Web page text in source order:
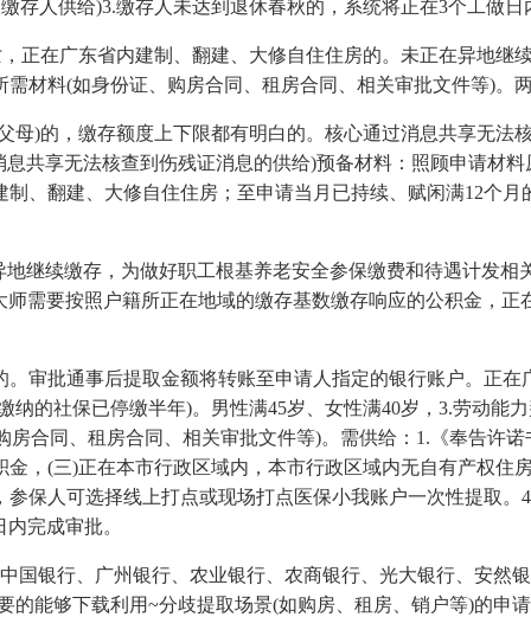
存人供给)3.缴存人未达到退休春秋的，系统将正在3个工做日
在广东省内建制、翻建、大修自住住房的。未正在异地继
材料(如身份证、购房合同、租房合同、相关审批文件等)。
，缴存额度上下限都有明白的。核心通过消息共享无法
共享无法核查到伤残证消息的供给)预备材料：照顾申请材
、翻建、大修自住住房；至申请当月已持续、赋闲满12个
续缴存，为做好职工根基养老安全参保缴费和待遇计发相
需要按照户籍所正在地域的缴存基数缴存响应的公积金，
批通事后提取金额将转账至申请人指定的银行账户。正在
的社保已停缴半年)。男性满45岁、女性满40岁，3.劳动能
合同、租房合同、相关审批文件等)。需供给：1.《奉告许
，(三)正在本市行政区域内，本市行政区域内无自有产权住
保人可选择线上打点或现场打点医保小我账户一次性提取
完成审批。
行、广州银行、农业银行、农商银行、光大银行、安然
能够下载利用~分歧提取场景(如购房、租房、销户等)的申